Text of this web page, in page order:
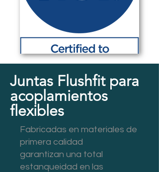
Juntas Flushfit para
acoplamientos
flexibles
Fabricadas en materiales de
primera calidad
garantizan una total
estanqueidad en las